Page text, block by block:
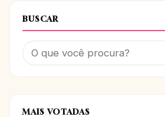
BUSCAR
MAIS VOTADAS